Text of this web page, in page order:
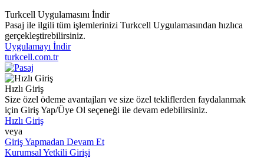
Turkcell Uygulamasını İndir
Pasaj ile ilgili tüm işlemlerinizi Turkcell Uygulamasından hızlıca
gerçekleştirebilirsiniz.
Uygulamayı İndir
turkcell.com.tr
Hızlı Giriş
Size özel ödeme avantajları ve size özel tekliflerden faydalanmak
için Giriş Yap/Üye Ol seçeneği ile devam edebilirsiniz.
Hızlı Giriş
veya
Giriş Yapmadan Devam Et
Kurumsal Yetkili Girişi